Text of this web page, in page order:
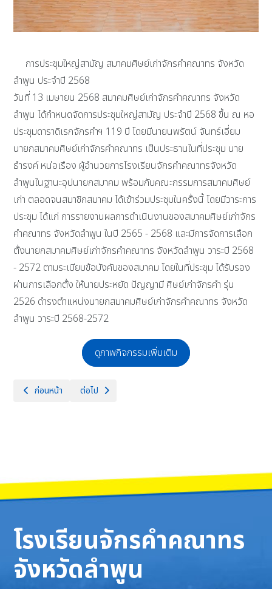
การประชุมใหญ่สามัญ สมาคมศิษย์เก่าจักรคำคณาทร จังหวัด
ลำพูน ประจำปี 2568
วันที่ 13 เมษายน 2568 สมาคมศิษย์เก่าจักรคำคณาทร จังหวัด
ลำพูน ได้กำหนดจัดการประชุมใหญ่สามัญ ประจำปี 2568 ขึ้น ณ หอ
ประชุมดาราดิเรกจักรคำฯ 119 ปี โดยมีนายนพรัตน์ จันทร์เอี่ยม
นายกสมาคมศิษย์เก่าจักรคำคณาทร เป็นประธานในที่ประชุม นาย
ธำรงค์ หน่อเรือง ผู้อำนวยการโรงเรียนจักรคำคณาทรจังหวัด
ลำพูนในฐานะอุปนายกสมาคม พร้อมกับคณะกรรมการสมาคมศิษย์
เก่า ตลอดจนสมาชิกสมาคม ได้เข้าร่วมประชุมในครั้งนี้ โดยมีวาระการ
ประชุม ได้แก่ การรายงานผลการดำเนินงานของสมาคมศิษย์เก่าจักร
คำคณาทร จังหวัดลำพูน ในปี 2565 - 2568 และมีการจัดการเลือก
ตั้งนายกสมาคมศิษย์เก่าจักรคำคณาทร จังหวัดลำพูน วาระปี 2568
- 2572 ตามระเบียบข้อบังคับของสมาคม โดยในที่ประชุม ได้รับรอง
ผ่านการเลือกตั้ง ให้นายประหยัด ปัญญามี ศิษย์เก่าจักรคำ รุ่น
2526 ดำรงตำแหน่งนายกสมาคมศิษย์เก่าจักรคำคณาทร จังหวัด
ลำพูน วาระปี 2568-2572
ดูภาพกิจกรรมเพิ่มเติม
เนื้อหาก่อนหน้า: ประชุมสามัญ ประจำปี 2568 ชมรมครูเก่าและบุคลากรทาง
ก่อนหน้า เนื้อหาถัดไป: วันอาทิตย์ที่ 13 เมษายน 2568 โรงเรียนจั
ต่อไป
โรงเรียนจักรคำคณาทร
จังหวัดลำพูน